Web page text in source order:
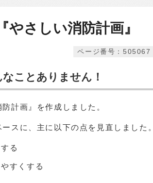
やさしい消防計画』
ページ番号：505067
ことありません！
計画』を作成しました。
スに、主に以下の点を見直しました。
る
すくする